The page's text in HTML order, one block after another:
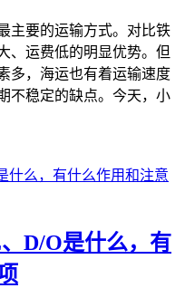
主要的运输方式。对比铁
、运费低的明显优势。但
多，海运也有着运输速度
不稳定的缺点。今天，小
D/O是什么，有